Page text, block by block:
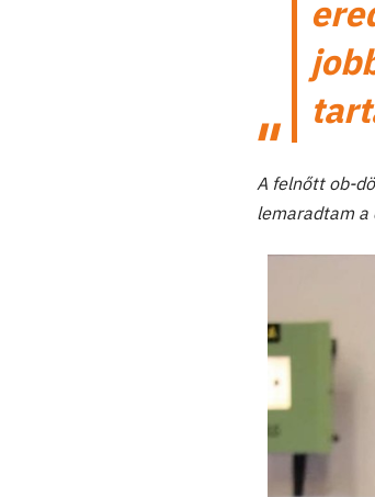
A felnőtt ob-
lemaradtam a